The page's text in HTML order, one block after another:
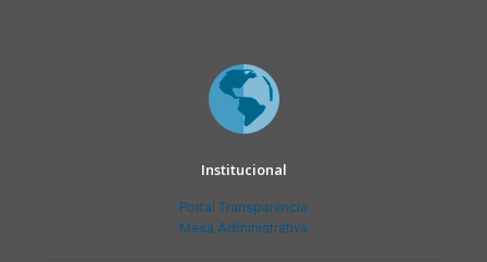
Institucional
Portal Transparência
Mesa Administrativa